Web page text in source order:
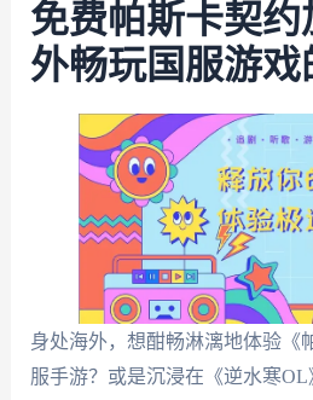
免费帕斯卡契约
外畅玩国服游戏
身处海外，想酣畅淋漓地体验《
服手游？或是沉浸在《逆水寒